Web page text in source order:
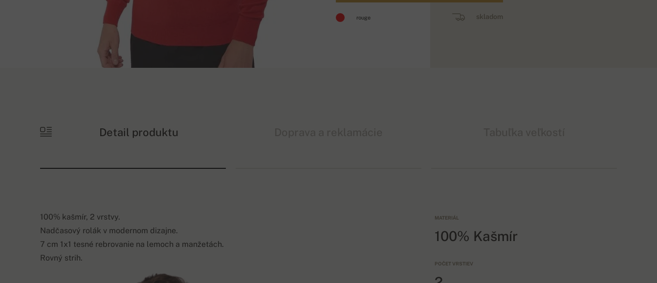
rouge skladom
Detail produktu
100% kašmír, 2 vrstvy.
Nadčasový rolák v modernom dizajne.
7 cm 1x1 tesné rebrovanie na lemoch a manžetách.
Rovný strih.
MATERIÁL
100% Kašmír
POČET VRSTIEV